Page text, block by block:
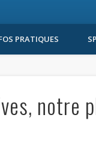
PRATIQUES
notre